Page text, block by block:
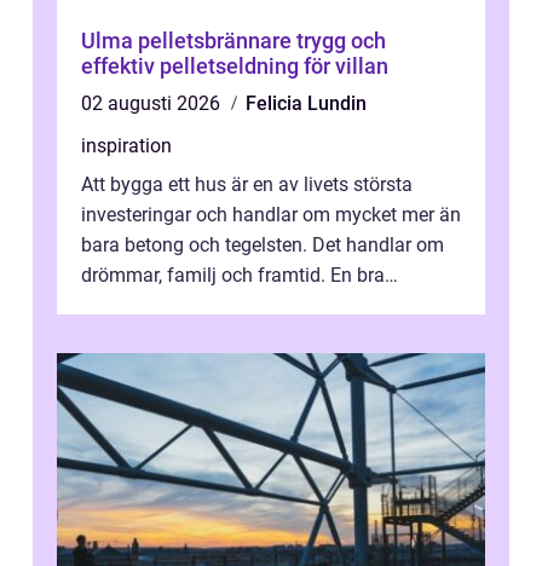
Ulma pelletsbrännare trygg och
effektiv pelletseldning för villan
02 augusti 2026
Felicia Lundin
inspiration
Att bygga ett hus är en av livets största
investeringar och handlar om mycket mer än
bara betong och tegelsten. Det handlar om
drömmar, familj och framtid. En bra